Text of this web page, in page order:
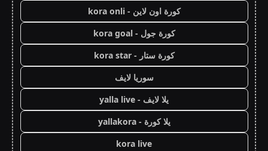
كورة اون لاين - kora onli
كورة جول - kora goal
كورة ستار - kora star
سوريا لايف
يلا لايف - yalla live
يلا كورة - yallakora
kora live